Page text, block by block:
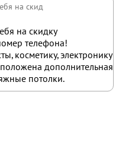
телефона!
косметику, электронику
дополнительная
потолки.